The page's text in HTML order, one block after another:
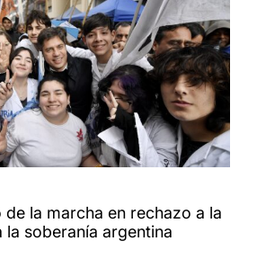
la marcha en rechazo a la
la soberanía argentina